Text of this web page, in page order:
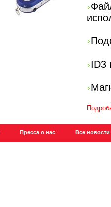
ID3
Пресса о нас Все новости